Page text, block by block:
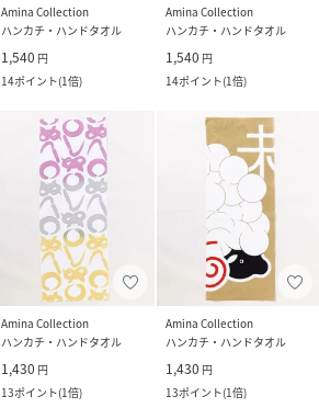
Amina Collection
ハンカチ・ハンドタオル
1,540 円
14ポイント(1倍)
Amina Collection
ハンカチ・ハンドタオル
1,540 円
14ポイント(1倍)
Amina Collection
ハンカチ・ハンドタオル
1,430 円
13ポイント(1倍)
Amina Collection
ハンカチ・ハンドタオル
1,430 円
13ポイント(1倍)